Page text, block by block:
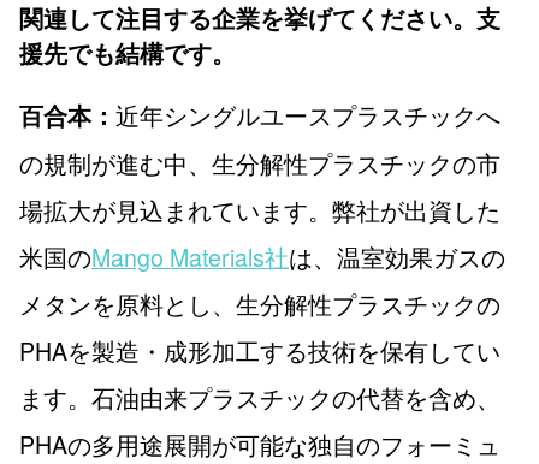
関連して注目する企業を挙げてください。支
援先でも結構です。
百合本： 近年シングルユースプラスチックへ
の規制が進む中、生分解性プラスチックの市
場拡大が見込まれています。弊社が出資した
米国のMango Materials社は、温室効果ガスの
メタンを原料とし、生分解性プラスチックの
PHAを製造・成形加工する技術を保有してい
ます。石油由来プラスチックの代替を含め、
PHAの多用途展開が可能な独自のフォーミュ